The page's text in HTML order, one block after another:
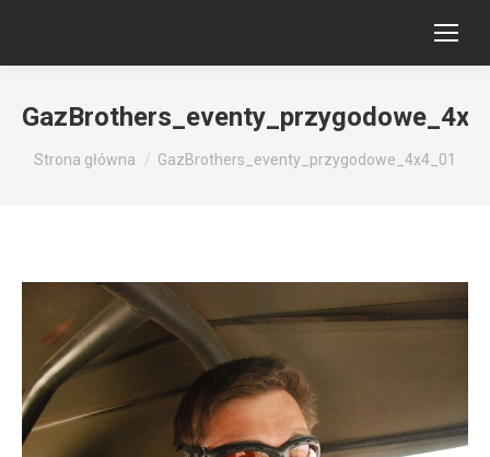
Jesteś tutaj:
Strona główna GazBrothers_eventy_przygodowe_4x4_01